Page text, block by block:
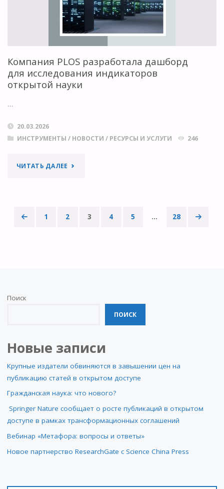
Компания PLOS разработала дашборд
для исследования индикаторов
открытой науки
…
20.03.2026
ИНСТРУМЕНТЫ / НОВОСТИ / РЕСУРСЫ И УСЛУГИ 246
ЧИТАТЬ ДАЛЕЕ "КОМПАНИЯ
1 2 3 4 5 … 28
Поиск
ПОИСК
Новые записи
Крупные издатели обвиняются в завышении цен на
публикацию статей в открытом доступе
Гражданская наука: что нового?
Springer Nature сообщает о росте публикаций в открытом
доступе в рамках трансформационных соглашений
Вебинар «Метафора: вопросы и ответы»
Новое партнерство ResearchGate с Science China Press